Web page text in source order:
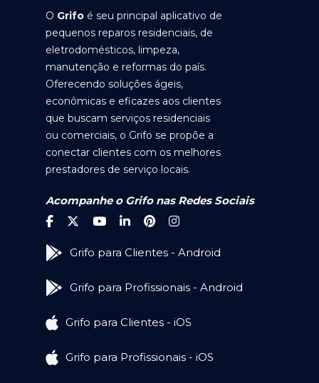
O Grifo é seu principal aplicativo de
pequenos reparos residenciais, de
eletrodomésticos, limpeza,
manutenção e reformas do país.
Oferecendo soluções ágeis,
econômicas e eficazes aos clientes
que buscam serviços residenciais
ou comerciais, o Grifo se propõe a
conectar clientes com os melhores
prestadores de serviço locais.
Acompanhe o Grifo nas Redes Sociais
Grifo para Clientes - Android
Grifo para Profissionais - Android
Grifo para Clientes - iOS
Grifo para Profissionais - iOS